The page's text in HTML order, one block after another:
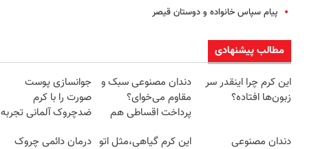
پیام سپاس خانواده و دوستان قیصر
مطالب پیشنهادی
این کرم چرا اینقدر سر
زبون‌ها افتاده؟
دندان مصنوعی سبک و
مقاوم می‌خوای؟
پرداخت اقساطی هم
جوانسازی پوست
صورت را با کرم
ضدچروک آلمانی تجربه
دندان مصنوعی
این کرم گیاهی،مثل اتو درمان دائمی چروک